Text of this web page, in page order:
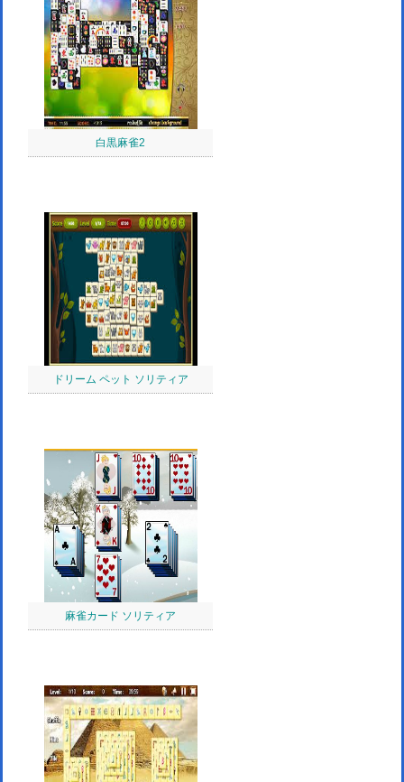
白黒麻雀2
ドリーム ペット ソリティア
麻雀カード ソリティア